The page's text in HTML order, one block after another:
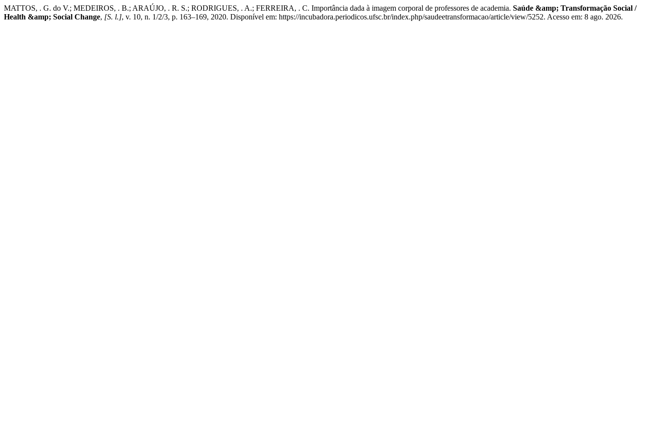
MATTOS, . G. do V.; MEDEIROS, . B.; ARAÚJO, . R. S.; RODRIGUES, . A.; FERREIRA, . C. Importância dada à imagem corporal de professores de academia. Saúde &amp; Transformação Social /
Health &amp; Social Change, [S. l.], v. 10, n. 1/2/3, p. 163–169, 2020. Disponível em: https://incubadora.periodicos.ufsc.br/index.php/saudeetransformacao/article/view/5252. Acesso em: 8 ago. 2026.